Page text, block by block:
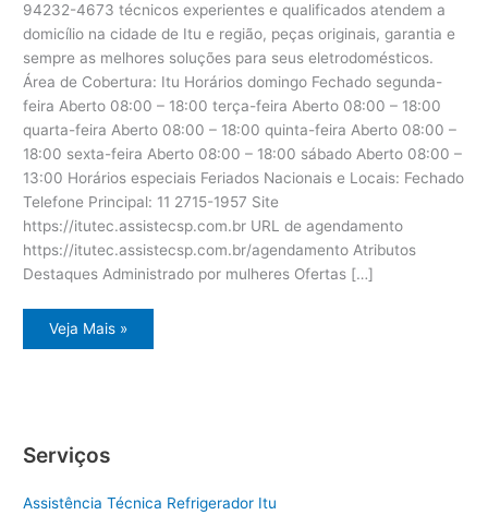
94232-4673 técnicos experientes e qualificados atendem a
domicílio na cidade de Itu e região, peças originais, garantia e
sempre as melhores soluções para seus eletrodomésticos.
Área de Cobertura: Itu Horários domingo Fechado segunda-
feira Aberto 08:00 – 18:00 terça-feira Aberto 08:00 – 18:00
quarta-feira Aberto 08:00 – 18:00 quinta-feira Aberto 08:00 –
18:00 sexta-feira Aberto 08:00 – 18:00 sábado Aberto 08:00 –
13:00 Horários especiais Feriados Nacionais e Locais: Fechado
Telefone Principal: 11 2715-1957 Site
https://itutec.assistecsp.com.br URL de agendamento
https://itutec.assistecsp.com.br/agendamento Atributos
Destaques Administrado por mulheres Ofertas […]
Assistência
eletrodoméstico
Veja Mais »
Serviços
Assistência Técnica Refrigerador Itu